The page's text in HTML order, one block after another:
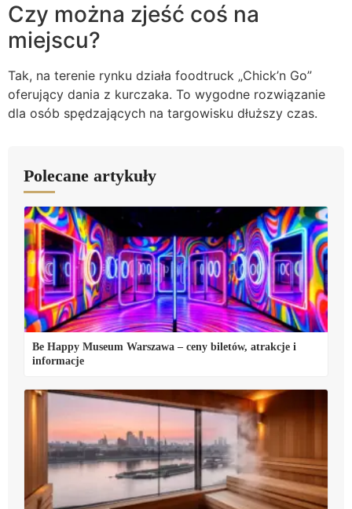
Czy można zjeść coś na
miejscu?
Tak, na terenie rynku działa foodtruck „Chick’n Go”
oferujący dania z kurczaka. To wygodne rozwiązanie
dla osób spędzających na targowisku dłuższy czas.
Polecane artykuły
Be Happy Museum Warszawa – ceny biletów, atrakcje i
informacje